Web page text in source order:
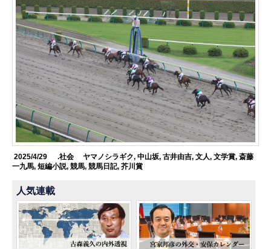
2025/4/29 .社会 ヤマノシラギク, 中山坂, 古井由吉, 文人, 文学賞, 斎藤
一九馬,短編小説,競馬,競馬日記,芥川賞
人気連載